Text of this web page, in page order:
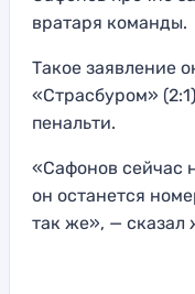
вратаря команды.
Такое заявление
«Страсбуром»
пенальти.
«Сафонов сейчас
он останется
так же», — сказал